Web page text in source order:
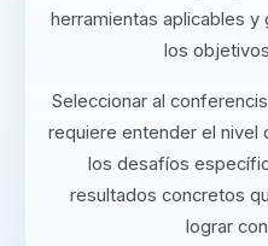
herramientas aplicables
los
Seleccionar al
requiere entender el nivel
los desafíos
resultados concretos
lograr